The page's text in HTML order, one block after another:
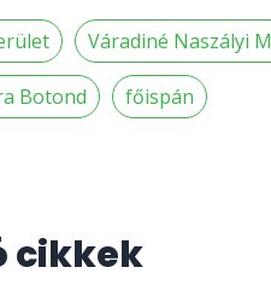
Váradiné Naszályi
Botond főispán
cikkek